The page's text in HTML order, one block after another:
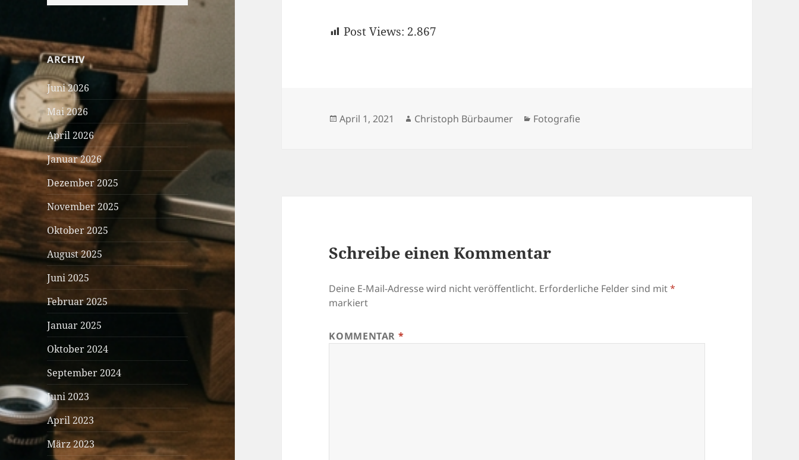
ARCHIV
Juni 2026
Mai 2026
April 2026
Januar 2026
Dezember 2025
November 2025
Oktober 2025
August 2025
Juni 2025
Februar 2025
Januar 2025
Oktober 2024
September 2024
Juni 2023
April 2023
März 2023
Post Views: 2.867
Veröffentlicht
April 1, 2021 Autor
Christoph Bürbaumer Kategorien
Fotografie
Schreibe einen Kommentar
Deine E-Mail-Adresse wird nicht veröffentlicht. Erforderliche Felder sind mit*
markiert
KOMMENTAR *